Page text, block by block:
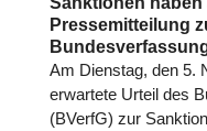
Pressemitteilung
Am Dienstag, den 5.
erwartete Urteil des
(BVerfG) zur